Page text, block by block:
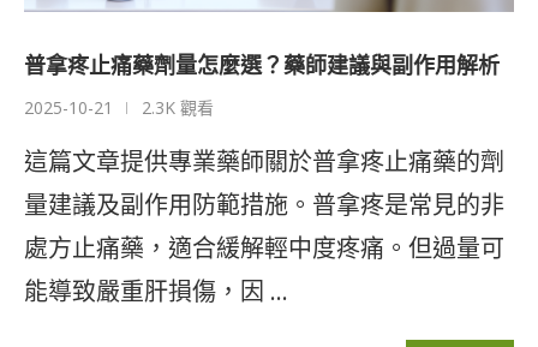
普拿疼止痛藥劑量怎麼選？藥師建議與副作用解析
2025-10-21 2.3K 觀看
這篇文章提供專業藥師關於普拿疼止痛藥的劑
量建議及副作用防範措施。普拿疼是常見的非
處方止痛藥，適合緩解輕中度疼痛。但過量可
能導致嚴重肝損傷，因 …